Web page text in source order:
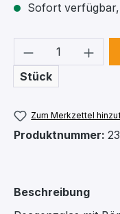
Sofort
Produkt
Stück
Zum Merkzettel
Produktnummer:
Beschreibung